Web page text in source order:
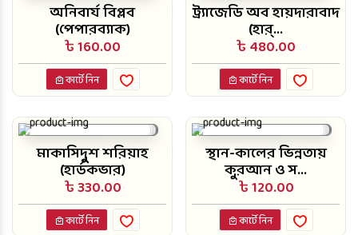
অনিবার্য বিপ্লব
(পেপারব্যাক)
৳ 160.00
কার্টে নিন
ট্র্যাজেডি অব হায়দারাবাদ
(হার্...
৳ 480.00
কার্টে নিন
মাকাসিদুুশ শরিয়াহ
(হার্ডকভার)
৳ 330.00
কার্টে নিন
স্থান-কালের ভিন্নতায়
কুরআন ও স...
৳ 120.00
কার্টে নিন